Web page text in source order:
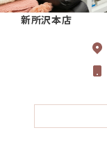
新所沢本店